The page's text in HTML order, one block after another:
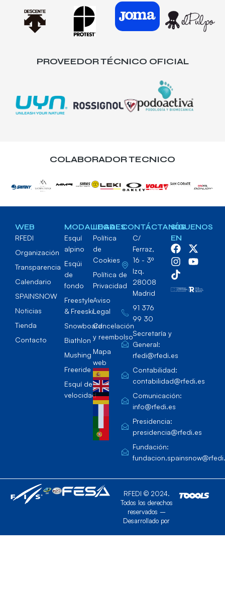
PROVEEDOR TÉCNICO OFICIAL
COLABORADOR TECNICO
WEB
RFEDI
Organización
Transparencia
Calendario
SPAINSNOW
Noticias
Tienda
Contacto
MODALIDADES
Esquí
alpino
Esqúi
de
fondo
Freestyle
& Freeski
Snowboard
Biathlon
Mushing
Freeride
Esquí de
velocidad
LEGAL
Política
de
Cookies
Política de
Privacidad
Aviso
Legal
Cancelación
y reembolso
Mapa
web
CONTÁCTANOS
C/
Ferraz,
16 - 3º
Izq.
28008
Madrid
91 376
99 30
Secretaría y
General:
rfedi@rfedi.es
Contabilidad:
contabilidad@rfedi.es
Comunicación:
info@rfedi.es
Presidencia:
presidencia@rfedi.es
Fundación:
SÍGUENOS
EN
RFEDI © 2024.
Todos los derechos
reservados –
Desarrollado por